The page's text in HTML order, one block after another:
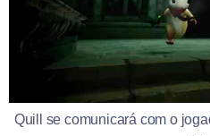
Quill se comunicará com o